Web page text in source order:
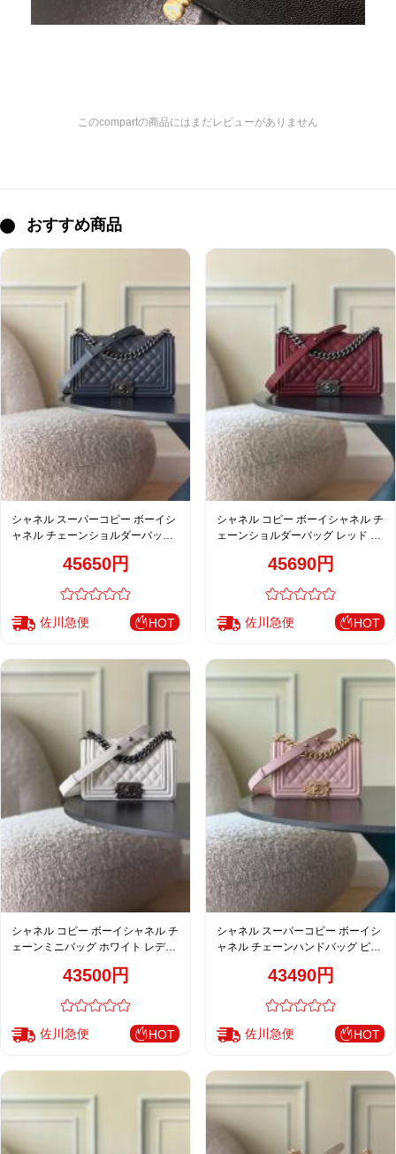
このcompartの商品にはまだレビューがありません
おすすめ商品
シャネル スーパーコピー ボーイシ
ャネル チェーンショルダーバッグ
品質レプリカ45650円
佐川急便 HOT
シャネル コピー ボーイシャネル チ
ェーンショルダーバッグ レッド レ
45690円
佐川急便 HOT
シャネル コピー ボーイシャネル チ
ェーンミニバッグ ホワイト レディ
43500円
佐川急便 HOT
シャネル スーパーコピー ボーイシ
ャネル チェーンハンドバッグ ピン
43490円
佐川急便 HOT